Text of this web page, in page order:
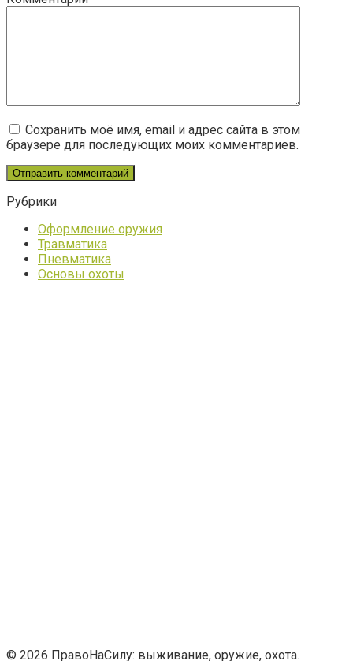
Сохранить моё имя, email и адрес сайта в этом
браузере для последующих моих комментариев.
Рубрики
Оформление оружия
Травматика
Пневматика
Основы охоты
© 2026 ПравоНаСилу: выживание, оружие, охота.